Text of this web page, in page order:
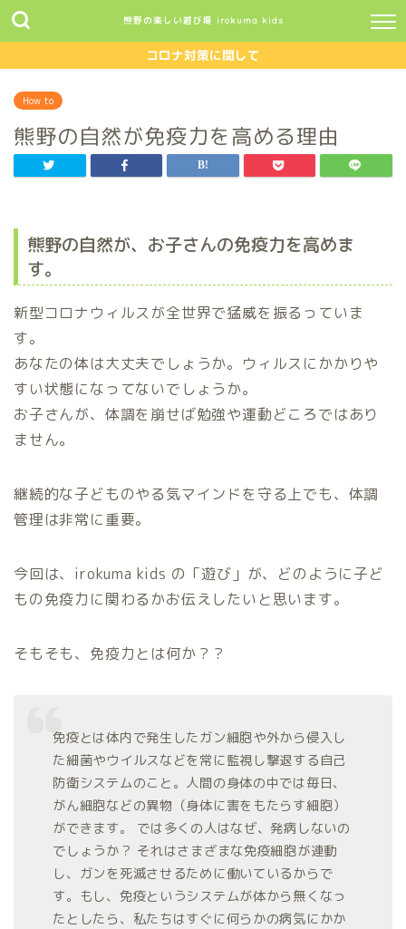
熊野の楽しい遊び場 irokuma kids
コロナ対策に関して
How to
熊野の自然が免疫力を高める理由
熊野の自然が、お子さんの免疫力を高めま
す。
新型コロナウィルスが全世界で猛威を振るっていま
す。
あなたの体は大丈夫でしょうか。ウィルスにかかりや
すい状態になってないでしょうか。
お子さんが、体調を崩せば勉強や運動どころではあり
ません。
継続的な子どものやる気マインドを守る上でも、体調
管理は非常に重要。
今回は、irokuma kids の「遊び」が、どのように子ど
もの免疫力に関わるかお伝えしたいと思います。
そもそも、免疫力とは何か？？
免疫とは体内で発生したガン細胞や外から侵入し
た細菌やウイルスなどを常に監視し撃退する自己
防衛システムのこと。人間の身体の中では毎日、
がん細胞などの異物（身体に害をもたらす細胞）
ができます。 では多くの人はなぜ、発病しないの
でしょうか？ それはさまざまな免疫細胞が連動
し、ガンを死滅させるために働いているからで
す。もし、免疫というシステムが体から無くなっ
たとしたら、私たちはすぐに何らかの病気にかか